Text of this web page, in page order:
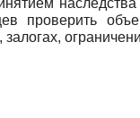
проверить